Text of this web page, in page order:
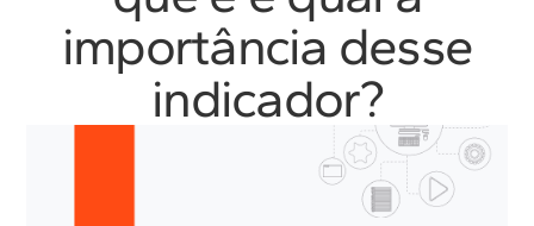
importância desse
indicador?